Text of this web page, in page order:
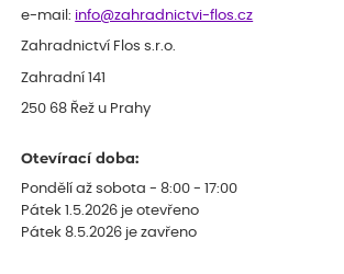
e-mail: info@zahradnictvi-flos.cz
Zahradnictví Flos s.r.o.
Zahradní 141
250 68 Řež u Prahy
Otevírací doba:
Pondělí až sobota - 8:00 - 17:00
Pátek 1.5.2026 je otevřeno
Pátek 8.5.2026 je zavřeno